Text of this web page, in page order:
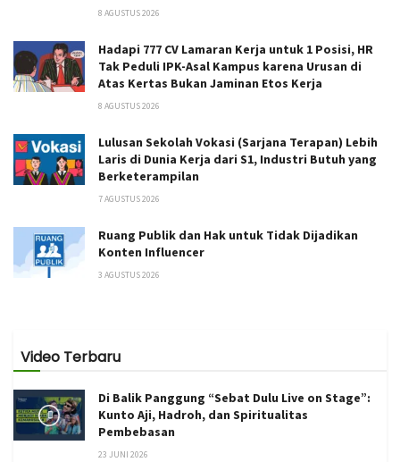
8 AGUSTUS 2026
Hadapi 777 CV Lamaran Kerja untuk 1 Posisi, HR
Tak Peduli IPK-Asal Kampus karena Urusan di
Atas Kertas Bukan Jaminan Etos Kerja
8 AGUSTUS 2026
Lulusan Sekolah Vokasi (Sarjana Terapan) Lebih
Laris di Dunia Kerja dari S1, Industri Butuh yang
Berketerampilan
7 AGUSTUS 2026
Ruang Publik dan Hak untuk Tidak Dijadikan
Konten Influencer
3 AGUSTUS 2026
Video Terbaru
Di Balik Panggung “Sebat Dulu Live on Stage”:
Kunto Aji, Hadroh, dan Spiritualitas
Pembebasan
23 JUNI 2026